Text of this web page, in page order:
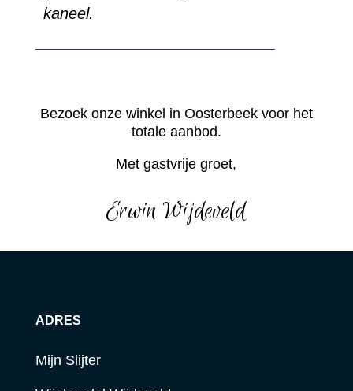
kaneel.
Bezoek onze winkel in Oosterbeek voor het
totale aanbod.
Met gastvrije groet,
Erwin Wijdeveld
ADRES
Mijn Slijter